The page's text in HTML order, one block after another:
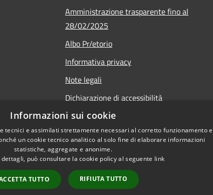
Amministrazione trasparente fino al
28/02/2025
Albo Pr/etorio
Informativa privacy
Note legali
Dichiarazione di accessibilità
Obiettivi di accessibilità
Informazioni sui cookie
tecnici e assimilati strettamente necessari al corretto funzionamento e
un cookie tecnico analitico al solo fine di elaborare informazioni
statistiche, aggregate e anonime.
può consultare la cookie policy al seguente link
TUTTO RIFIUTA TUTTO